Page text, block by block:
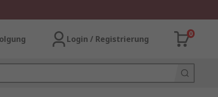
Login / Registrierung
0